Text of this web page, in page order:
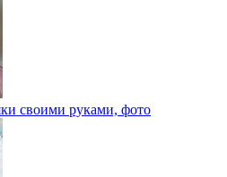
своими руками, фото